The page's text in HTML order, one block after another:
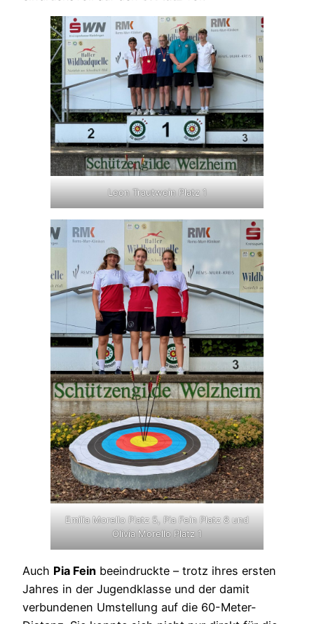
Leon Trautwein Platz 1
Emilia Morello Platz 5, Pia Fein Platz 8 und
Olivia Morello Platz 1
Auch Pia Fein beeindruckte – trotz ihres ersten
Jahres in der Jugendklasse und der damit
verbundenen Umstellung auf die 60-Meter-